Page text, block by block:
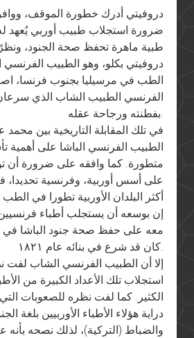
دروفيتي أدرك خطورة الموقف،
ضرورة استجلاب طبيب أوربي يُعهد
طبية ماهرة تحفظ صحة الجنود،
دروفيتي بكلو، وهو الطبيب
الطب في مرسيليا بجنوب فرنسا،
الفرنسي الطبيب الشاب الذي سرعان
بفطنته ورجاحة عقله.
في تلك المقابلة التاريخية بين
الطبيب الفرنسي الباشا على
متطورة. كما وافقه على ضرورة أن
على أسس أوربية، وفرنسية
أكثر البلدان الأوربية تطورا في
إن بوسعه أن يستجلب أطباء فرنسيين
معه على حفظ صحة جنود الباشا في
كان قد شرع في بنائه عام ١٨٢١.
إلا أن الطبيب الفرنسي الشاب لفت
استجلاب تلك الأعداد الكبيرة من
الكثير. كما لفت نظره للصعوبات
دراية هؤلاء الأطباء الأوربيين بلغة
والضباط (التركية)، لذلك نصحه